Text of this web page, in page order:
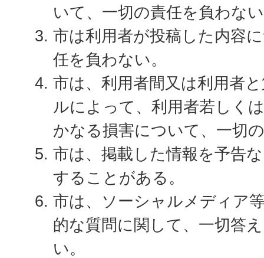
いて、一切の責任を負わな
市は利用者が投稿した内容
任を負わない。
市は、利用者間又は利用者
ルによって、利用者若しく
かなる損害について、一切
市は、掲載した情報を予告
することがある。
市は、ソーシャルメディア
的な質問に関して、一切答
い。